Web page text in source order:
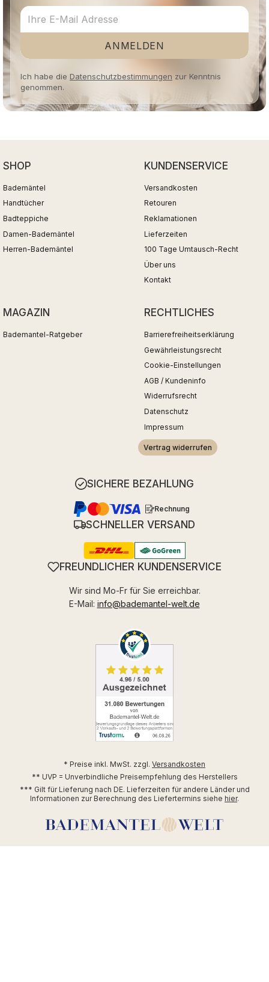
ANMELDEN
Ich habe die Datenschutzbestimmungen zur Kenntnis
genommen.
SHOP
Bademäntel
Handtücher
Badteppiche
Damen-Bademäntel
Herren-Bademäntel
KUNDENSERVICE
Versandkosten
Retouren
Reklamationen
Lieferzeiten
100 Tage Umtausch-Recht
Über uns
Kontakt
MAGAZIN
Bademantel-Ratgeber
RECHTLICHES
Barrierefreiheitserklärung
Gewährleistungsrecht
Cookie-Einstellungen
AGB / Kundeninfo
Widerrufsrecht
Datenschutz
Impressum
Vertrag widerrufen
SICHERE BEZAHLUNG
Rechnung
SCHNELLER VERSAND
FREUNDLICHER KUNDENSERVICE
Wir sind Mo-Fr für Sie erreichbar.
E-Mail: info@bademantel-welt.de
* Preise inkl. MwSt. zzgl. Versandkosten
** UVP = Unverbindliche Preisempfehlung des Herstellers
*** Gilt für Lieferung nach DE. Lieferzeiten für andere Länder und
Informationen zur Berechnung des Liefertermins siehe hier.